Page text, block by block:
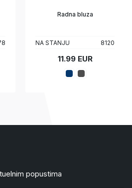
Radna bluza
NA STANJU 8120
11.99 EUR
popustima